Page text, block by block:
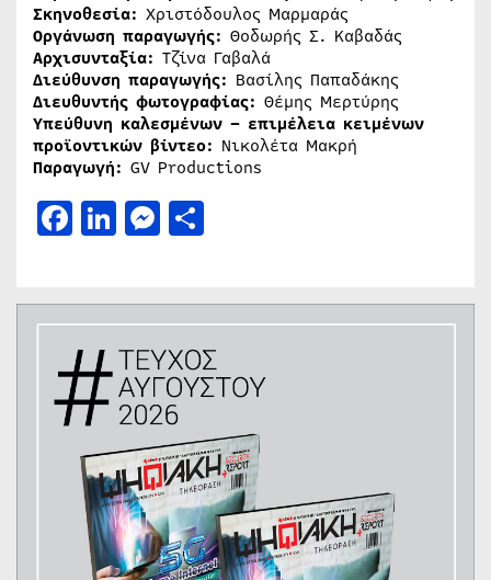
Σκηνοθεσία: Χριστόδουλος Μαρμαράς
Οργάνωση παραγωγής: Θοδωρής Σ. Καβαδάς
Αρχισυνταξία: Τζίνα Γαβαλά
Διεύθυνση παραγωγής: Βασίλης Παπαδάκης
Διευθυντής φωτογραφίας: Θέμης Μερτύρης
Υπεύθυνη καλεσμένων – επιμέλεια κειμένων
προϊοντικών βίντεο: Νικολέτα Μακρή
Παραγωγή: GV Productions
Facebook
LinkedIn
Messenger